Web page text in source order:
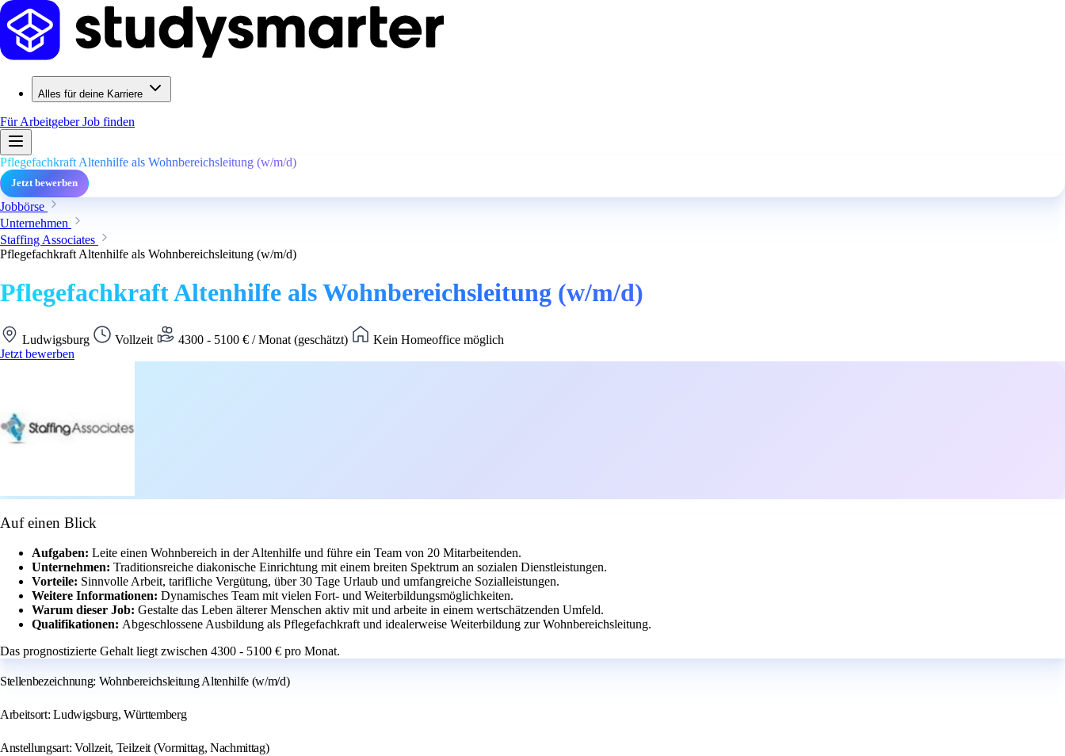
Alles für deine Karriere
Für ArbeitgeberJob finden
Pflegefachkraft Altenhilfe als Wohnbereichsleitung (w/m/d)
Jetzt bewerben
Jobbörse
Unternehmen
Staffing Associates
Pflegefachkraft Altenhilfe als Wohnbereichsleitung (w/m/d)
Pflegefachkraft Altenhilfe als Wohnbereichsleitung (w/m/d)
Ludwigsburg Vollzeit 4300 - 5100 € / Monat (geschätzt)
Kein Homeoffice möglich
Jetzt bewerben
Auf einen Blick
Aufgaben: Leite einen Wohnbereich in der Altenhilfe und führe ein Team von 20 Mitarbeitenden.
Unternehmen: Traditionsreiche diakonische Einrichtung mit einem breiten Spektrum an sozialen Dienstleistungen.
Vorteile: Sinnvolle Arbeit, tarifliche Vergütung, über 30 Tage Urlaub und umfangreiche Sozialleistungen.
Weitere Informationen: Dynamisches Team mit vielen Fort- und Weiterbildungsmöglichkeiten.
Warum dieser Job: Gestalte das Leben älterer Menschen aktiv mit und arbeite in einem wertschätzenden Umfeld.
Qualifikationen: Abgeschlossene Ausbildung als Pflegefachkraft und idealerweise Weiterbildung zur Wohnbereichsleitung.
Das prognostizierte Gehalt liegt zwischen 4300 - 5100 € pro Monat.
Stellenbezeichnung: Wohnbereichsleitung Altenhilfe (w/m/d)
Arbeitsort: Ludwigsburg, Württemberg
Anstellungsart: Vollzeit, Teilzeit (Vormittag, Nachmittag)